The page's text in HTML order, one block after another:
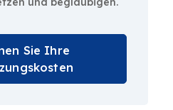
Sie Ihre